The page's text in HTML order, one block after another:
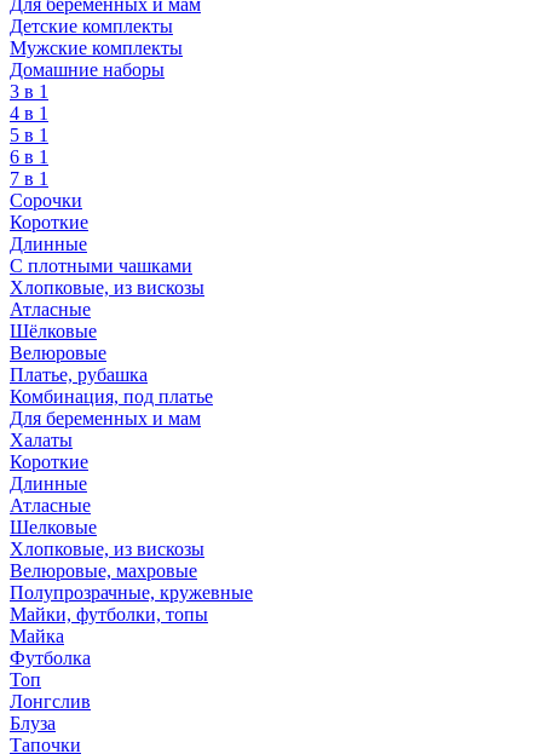
Детские комплекты
Мужские комплекты
Домашние наборы
3 в 1
4 в 1
5 в 1
6 в 1
7 в 1
Сорочки
Короткие
Длинные
С плотными чашками
Хлопковые, из вискозы
Атласные
Шёлковые
Велюровые
Платье, рубашка
Комбинация, под платье
Для беременных и мам
Халаты
Короткие
Длинные
Атласные
Шелковые
Хлопковые, из вискозы
Велюровые, махровые
Полупрозрачные, кружевные
Майки, футболки, топы
Майка
Футболка
Топ
Лонгслив
Блуза
Тапочки